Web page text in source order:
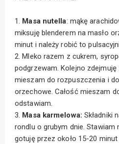
1. Masa nutella: mąkę
miksuję blenderem na masło
minut i należy robić to
2. Mleko razem z cukrem,
podgrzewam. Kolejno
mieszam do rozpuszczenia i
orzechowe. Całość mieszam
odstawiam.
3. Masa karmelowa: Składniki
rondlu o grubym dnie. Stawiam
gotuję przez około 15-20